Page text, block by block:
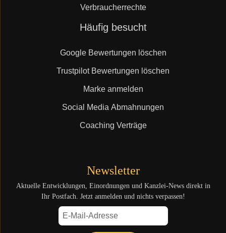
Verbraucherrechte
Häufig besucht
Google Bewertungen löschen
Trustpilot Bewertungen löschen
Marke anmelden
Social Media Abmahnungen
Coaching Verträge
Newsletter
Aktuelle Entwicklungen, Einordnungen und Kanzlei-News direkt in
Ihr Postfach. Jetzt anmelden und nichts verpassen!